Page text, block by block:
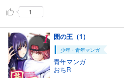
1
囲の王（1）
少年・青年マンガ
青年マンガ
おちR